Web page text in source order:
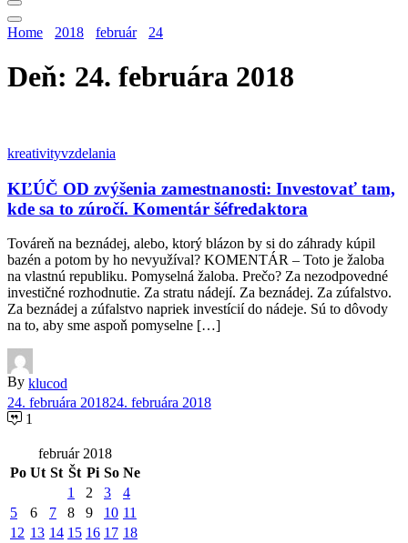
Home 2018 február 24
Deň: 24. februára 2018
kreativityvzdelania
KĽÚČ OD zvýšenia zamestnanosti: Investovať tam,
kde sa to zúročí. Komentár šéfredaktora
Továreň na beznádej, alebo, ktorý blázon by si do záhrady kúpil
bazén a potom by ho nevyužíval? KOMENTÁR – Toto je žaloba
na vlastnú republiku. Pomyselná žaloba. Prečo? Za nezodpovedné
investičné rozhodnutie. Za stratu nádejí. Za beznádej. Za zúfalstvo.
Za beznádej a zúfalstvo napriek investícií do nádeje. Sú to dôvody
na to, aby sme aspoň pomyselne […]
By klucod
24. februára 201824. februára 2018
1
február 2018
Po Ut St Št Pi So Ne
1 2 3
4
5
6 7 8 9 10 11
12 13 14 15 16 17 18